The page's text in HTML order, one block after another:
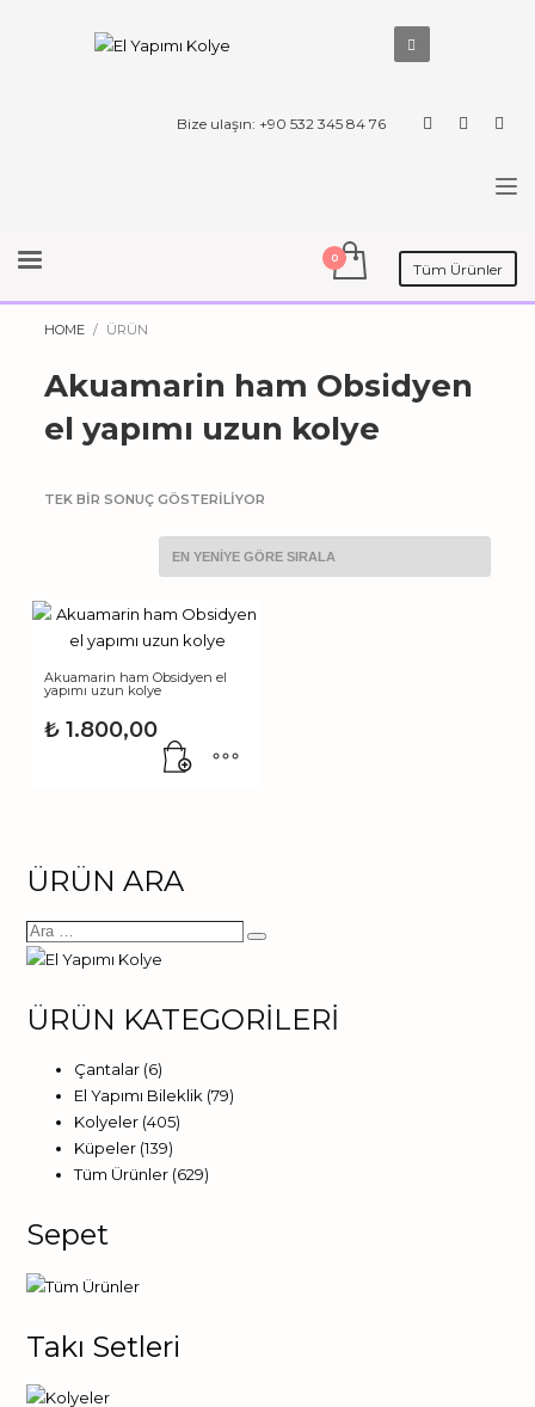
Bize ulaşın: +90 532 345 84 76
Tüm Ürünler
HOME ÜRÜN
Akuamarin ham Obsidyen
el yapımı uzun kolye
TEK BIR SONUÇ GÖSTERILIYOR
Akuamarin ham Obsidyen el
yapımı uzun kolye
₺ 1.800,00
ÜRÜN ARA
ÜRÜN KATEGORİLERİ
Çantalar (6)
El Yapımı Bileklik (79)
Kolyeler (405)
Küpeler (139)
Tüm Ürünler (629)
Sepet
Takı Setleri